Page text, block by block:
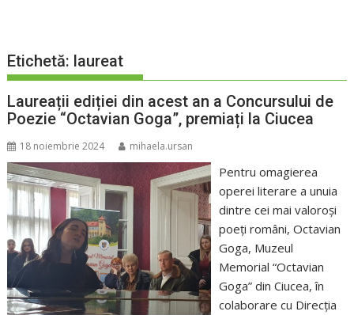
Etichetă: laureat
Laureații ediției din acest an a Concursului de
Poezie “Octavian Goga”, premiați la Ciucea
18 noiembrie 2024 mihaela.ursan
Pentru omagierea
operei literare a unuia
dintre cei mai valoroși
poeți români, Octavian
Goga, Muzeul
Memorial “Octavian
Goga” din Ciucea, în
colaborare cu Direcția